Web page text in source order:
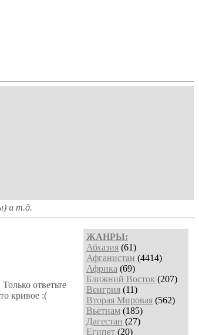
и т.д.
ЖАНРЫ:
Абхазия (61)
Афганистан (4414)
Африка (69)
Ближний Восток (207)
Венгрия (11)
Вторая Мировая (562)
Вьетнам (185)
Дагестан (27)
Египет (20)
ответьте
кривое :(